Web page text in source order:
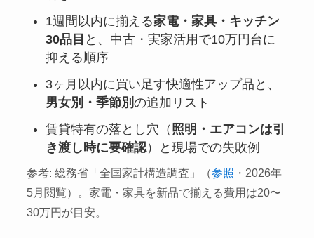
1週間以内に揃える家電・家具・キッチン
30品目 と、中古・実家活用で10万円台に
抑える順序
3ヶ月以内に買い足す快適性アップ品と、
男女別・季節別 の追加リスト
賃貸特有の落とし穴（ 照明・エアコンは引
き渡し時に要確認）と現場での失敗例
参考: 総務省「全国家計構造調査」（参照 ・2026年
5月閲覧）。家電・家具を新品で揃える費用は20〜
30万円が目安。